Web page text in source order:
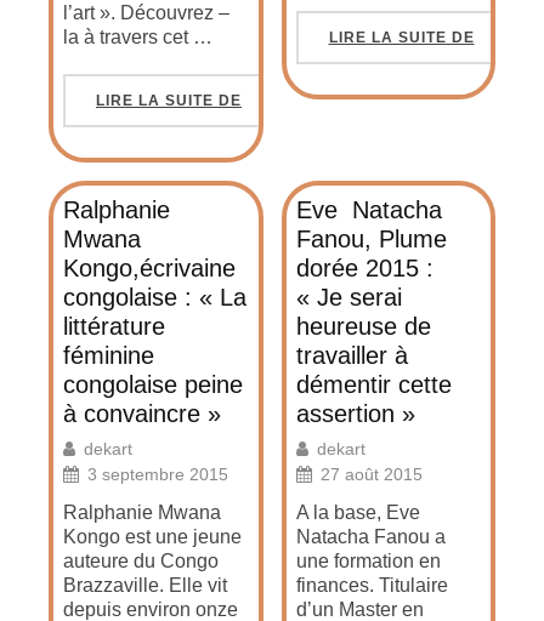
l’art ». Découvrez –
la à travers cet …
LIRE LA SUITE DE
LIRE LA SUITE DE
Ralphanie
Mwana
Kongo,écrivaine
congolaise : « La
littérature
féminine
congolaise peine
à convaincre »
dekart
3 septembre 2015
Ralphanie Mwana
Kongo est une jeune
auteure du Congo
Brazzaville. Elle vit
depuis environ onze
Eve Natacha
Fanou, Plume
dorée 2015 :
« Je serai
heureuse de
travailler à
démentir cette
assertion »
dekart
27 août 2015
A la base, Eve
Natacha Fanou a
une formation en
finances. Titulaire
d’un Master en